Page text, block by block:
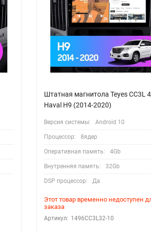
Штатная магнитола Teyes CC3L
Haval H9 (2014-2020)
Версия системы: Android 10
Процессор: 8ядер
Оперативная память: 4Gb
Внутренняя память: 32Gb
DSP процессор: Да
Этот товар временно недоступен
заказа
Артикул: 1496CC3L32-10